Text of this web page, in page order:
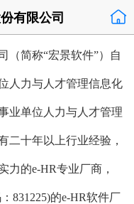
有限公司
（简称“宏景软件”）自
人力与人才管理信息化
业单位人力与人才管理
二十年以上行业经验，
力的e-HR专业厂商，
831225)的e-HR软件厂